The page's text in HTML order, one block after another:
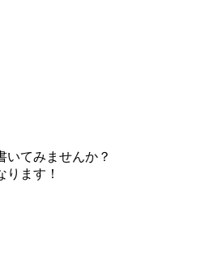
いてみませんか？
ます！